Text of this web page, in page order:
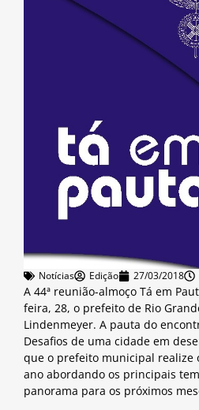
Notícias Edição 27/03/2018
A 44ª reunião-almoço Tá em
feira, 28, o prefeito de Rio
Lindenmeyer. A pauta do
Desafios de uma cidade em
que o prefeito municipal realize
ano abordando os principais
panorama para os próximos